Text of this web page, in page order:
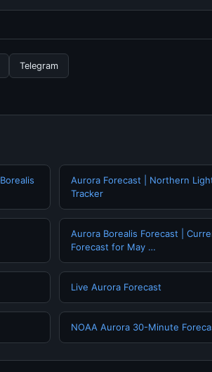
Telegram
Aurora Forecast | Northern
Tracker
Aurora Borealis Forecast |
Forecast for May …
Live Aurora Forecast
NOAA Aurora 30-Minute